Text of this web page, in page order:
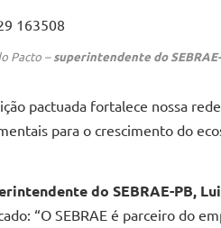
Pacto –superintendente do
pactuada fortalece nossa
para o crescimento do
do SEBRAE-PB,
“O SEBRAE é parceiro do